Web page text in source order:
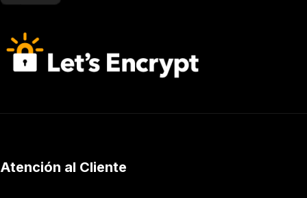
Atención al Cliente